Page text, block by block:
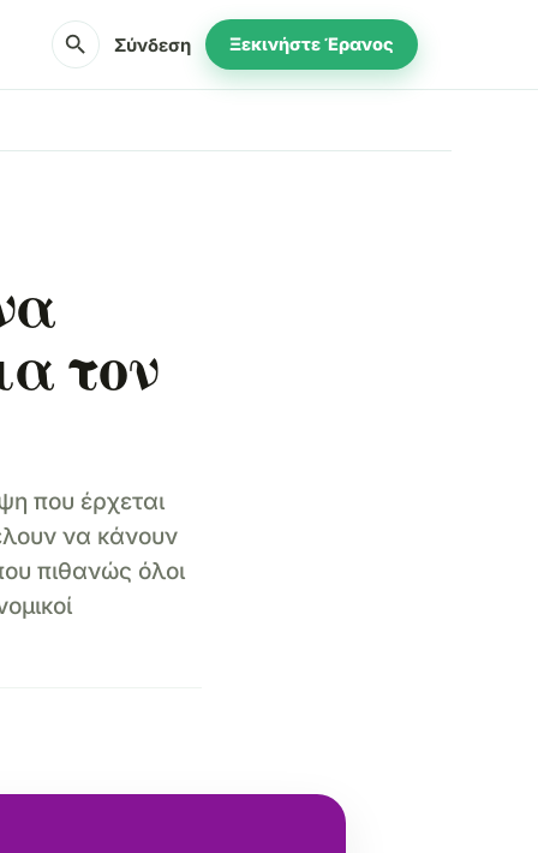
search Σύνδεση Ξεκινήστε Έρανος
τον
που έρχεται
να κάνουν
πιθανώς όλοι